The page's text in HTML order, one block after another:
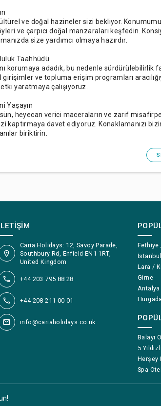
ve doğal hazineler sizi bekliyor.
ve çarpıcı doğal manzaraları keşfedin.
size yardımcı olmaya hazırdır.
Taahhüdü
korumaya adadık, bu nedenle sürdürülebilirlik
ve topluma erişim programları
yaratmaya çalışıyoruz.
Yaşayın
heyecan verici maceraların ve zarif
kaptırmaya davet ediyoruz. Konaklamanızı
biriktirin.
Caria Holidays: 12, Savoy Parade,
Southbury Rd, Enfield EN1 1RT,
United Kingdom
+44 203 795 88 28
+44 208 211 00 01
info@cariaholidays.co.uk
Fethiye
İstanbul
Lara /
Girne
Antalya
Hurgada
Balayı
5
Herşey
Spa